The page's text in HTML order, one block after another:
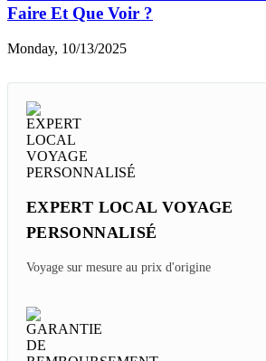
Faire Et Que Voir ?
Monday, 10/13/2025
EXPERT LOCAL VOYAGE
PERSONNALISÉ
Voyage sur mesure au prix d'origine